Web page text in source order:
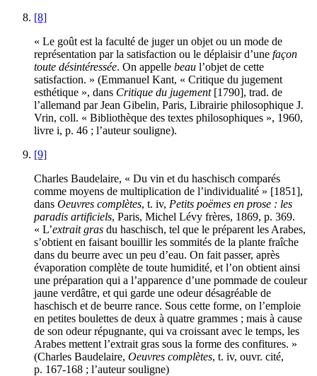
[8]
« Le goût est la faculté de juger un objet ou un mode de
représentation par la satisfaction ou le déplaisir d’une façon
toute désintéressée. On appelle beau l’objet de cette
satisfaction. » (Emmanuel Kant, « Critique du jugement
esthétique », dans Critique du jugement [1790], trad. de
l’allemand par Jean Gibelin, Paris, Librairie philosophique J.
Vrin, coll. « Bibliothèque des textes philosophiques », 1960,
livre i, p. 46 ; l’auteur souligne).
[9]
Charles Baudelaire, « Du vin et du haschisch comparés
comme moyens de multiplication de l’individualité » [1851],
dans Oeuvres complètes, t. iv, Petits poëmes en prose : les
paradis artificiels, Paris, Michel Lévy frères, 1869, p. 369.
« L’extrait gras du haschisch, tel que le préparent les Arabes,
s’obtient en faisant bouillir les sommités de la plante fraîche
dans du beurre avec un peu d’eau. On fait passer, après
évaporation complète de toute humidité, et l’on obtient ainsi
une préparation qui a l’apparence d’une pommade de couleur
jaune verdâtre, et qui garde une odeur désagréable de
haschisch et de beurre rance. Sous cette forme, on l’emploie
en petites boulettes de deux à quatre grammes ; mais à cause
de son odeur répugnante, qui va croissant avec le temps, les
Arabes mettent l’extrait gras sous la forme des confitures. »
(Charles Baudelaire, Oeuvres complètes, t. iv, ouvr. cité,
p. 167-168 ; l’auteur souligne)